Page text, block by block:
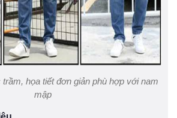
họa tiết đơn giản phù hợp với nam
mập